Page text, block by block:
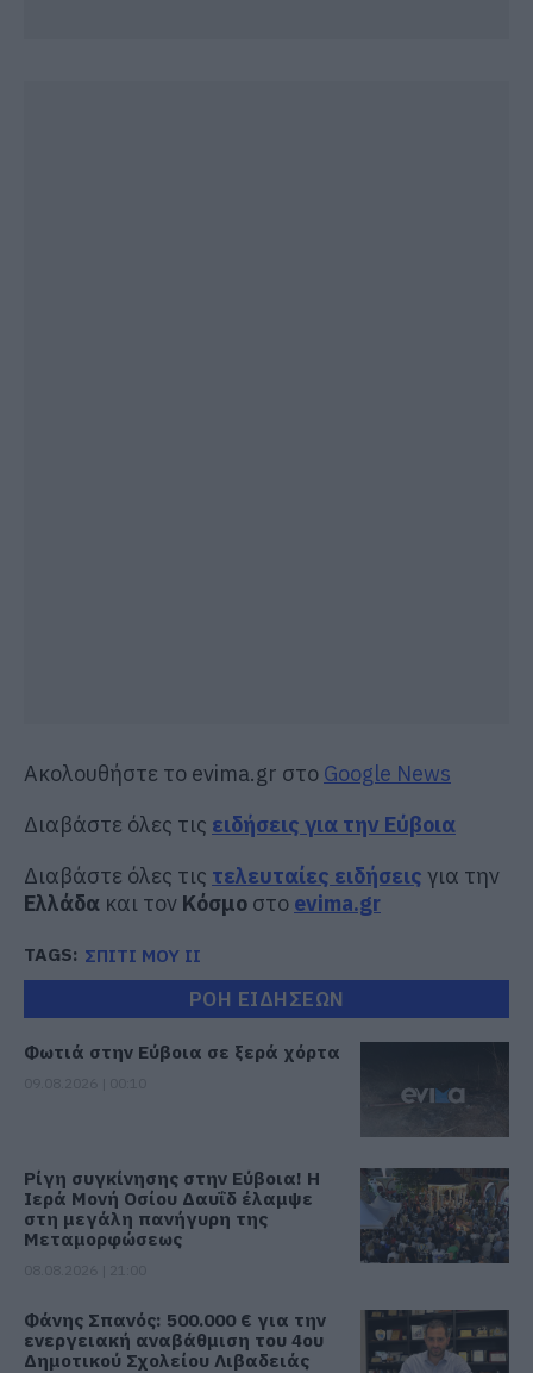
Ακολουθήστε το evima.gr στο Google News
Διαβάστε όλες τις ειδήσεις για την Εύβοια
Διαβάστε όλες τις τελευταίες ειδήσεις για την
Ελλάδα και τον Κόσμο στο evima.gr
TAGS: ΣΠΙΤΙ ΜΟΥ ΙΙ
ΡΟΗ ΕΙΔΗΣΕΩΝ
Φωτιά στην Εύβοια σε ξερά χόρτα
Ρίγη συγκίνησης στην Εύβοια! Η
Ιερά Μονή Οσίου Δαυΐδ έλαμψε
στη μεγάλη πανήγυρη της
Μεταμορφώσεως
Φάνης Σπανός: 500.000 € για την
ενεργειακή αναβάθμιση του 4ου
Δημοτικού Σχολείου Λιβαδειάς